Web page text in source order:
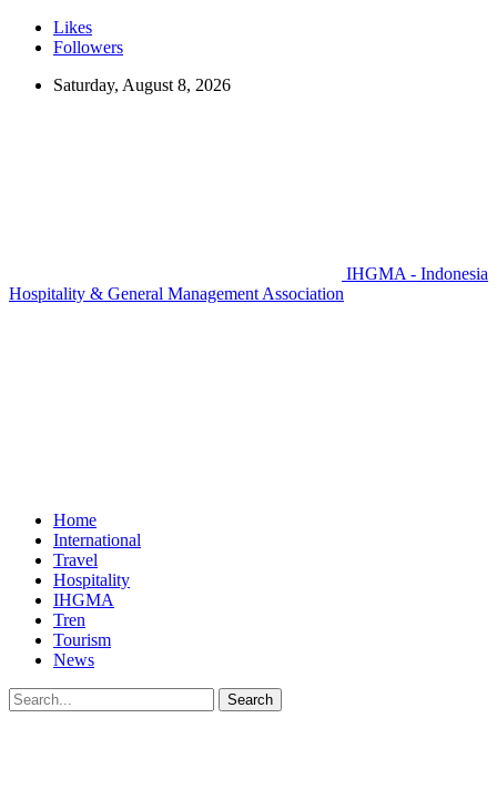
Likes
Followers
Saturday, August 8, 2026
IHGMA - Indonesia
Hospitality & General Management Association
Home
International
Travel
Hospitality
IHGMA
Tren
Tourism
News